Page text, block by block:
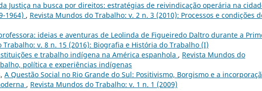
Justiça na busca por direitos: estratégias de reivindicação operária na
1964) , Revista Mundos do Trabalho: v. 2 n. 3 (2010): Processos e condições
ideias e aventuras de Leolinda de Figueiredo Daltro durante a
Trabalho: v. 8 n. 15 (2016): Biografia e História do Trabalho (I)
e trabalho indígena na América espanhola , Revista Mundos do
política e experiências indígenas
A Questão Social no Rio Grande do Sul: Positivismo, Borgismo e a
, Revista Mundos do Trabalho: v. 1 n. 1 (2009)